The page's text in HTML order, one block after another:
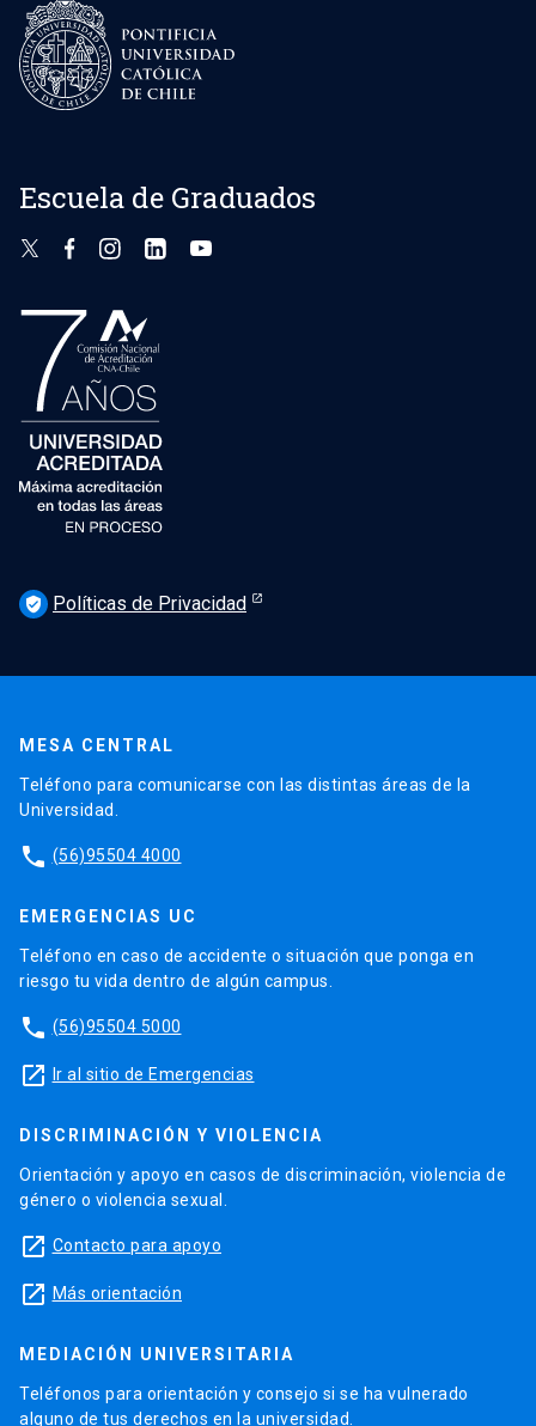
Escuela de Graduados
verified_user Políticas de Privacidad
MESA CENTRAL
Teléfono para comunicarse con las distintas áreas de la
Universidad.
phone (56)95504 4000
EMERGENCIAS UC
Teléfono en caso de accidente o situación que ponga en
riesgo tu vida dentro de algún campus.
phone (56)95504 5000
launch Ir al sitio de Emergencias
DISCRIMINACIÓN Y VIOLENCIA
Orientación y apoyo en casos de discriminación, violencia de
género o violencia sexual.
launch Contacto para apoyo
launch Más orientación
MEDIACIÓN UNIVERSITARIA
Teléfonos para orientación y consejo si se ha vulnerado
alguno de tus derechos en la universidad.